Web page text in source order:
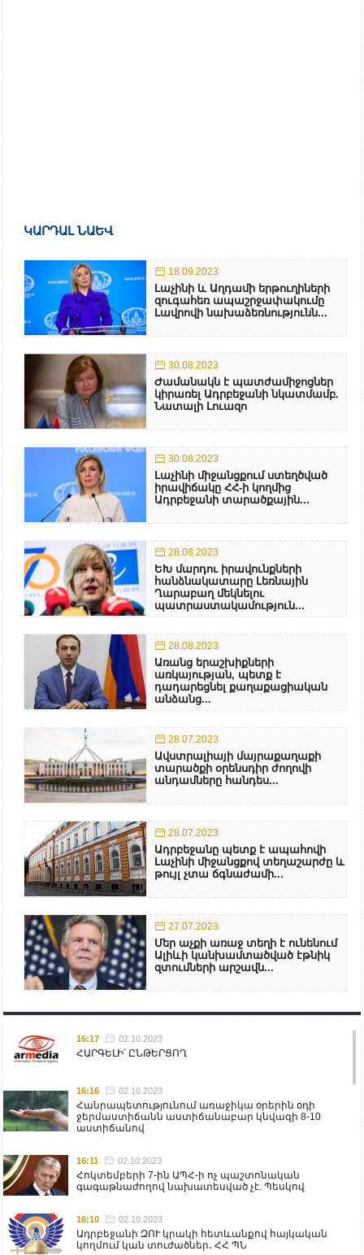
ԿԱՐԴԱԼ ՆԱԵՎ
18.09.2023
Լաչինի և Աղդամի երթուղիների
զուգահեռ ապաշրջափակումը
Լավրովի նախաձեռնությունն...
30.08.2023
Ժամանակն է պատժամիջոցներ
կիրառել Ադրբեջանի նկատմամբ.
Նատալի Լուազո
30.08.2023
Լաչինի միջանցքում ստեղծված
իրավիճակը ՀՀ-ի կողմից
Ադրբեջանի տարածքային...
28.08.2023
ԵԽ մարդու իրավունքների
հանձնակատարը Լեռնային
Ղարաբաղ մեկնելու
պատրաստակամություն...
28.08.2023
Առանց երաշխիքների
առկայության, պետք է
դադարեցնել քաղաքացիական
անձանց...
28.07.2023
Ավստրալիայի մայրաքաղաքի
տարածքի օրենսդիր ժողովի
անդամները հանդես...
28.07.2023
Ադրբեջանը պետք է ապահովի
Լաչինի միջանցքով տեղաշարժը և
թույլ չտա ճգնաժամի...
27.07.2023
Մեր աչքի առաջ տեղի է ունենում
Ալիևի կանխամտածված էթնիկ
զտումների արշավն...
16:17 02.10.2023
ՀԱՐԳԵԼԻ՛ ԸՆԹԵՐՑՈՂ
16:16 02.10.2023
Հանրապետությունում առաջիկա օրերին օդի
ջերմաստիճանն աստիճանաբար կնվազի 8-10
աստիճանով
16:11 02.10.2023
Հոկտեմբերի 7-ին ԱՊՀ-ի ոչ պաշտոնական
գագաթնաժողով նախատեսված չէ. Պեսկով
16:10 02.10.2023
Ադրբեջանի ԶՈՒ կրակի հետևանքով հայկական
կողմում կան տուժածներ․ ՀՀ ՊՆ